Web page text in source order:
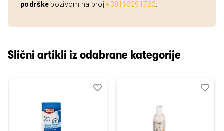
podrške pozivom na broj+38163291722
Slični artikli iz odabrane kategorije
Dodaj
Uporedi